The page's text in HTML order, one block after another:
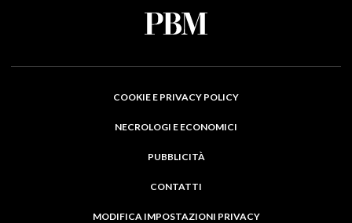
COOKIE E PRIVACY POLICY
NECROLOGI E ECONOMICI
PUBBLICITÀ
CONTATTI
MODIFICA IMPOSTAZIONI PRIVACY